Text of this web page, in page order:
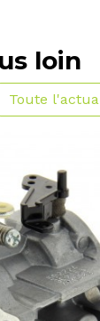
loin
Toute